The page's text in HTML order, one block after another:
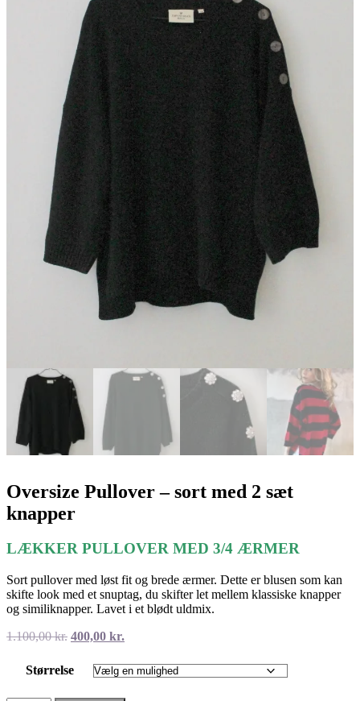
Oversize Pullover – sort med 2 sæt
knapper
LÆKKER PULLOVER MED 3/4 ÆRMER
Sort pullover med løst fit og brede ærmer. Dette er blusen som kan
skifte look med et snuptag, du skifter let mellem klassiske knapper
og similiknapper. Lavet i et blødt uldmix.
1.100,00kr. Den
var:
400,00 kr.
pris
er:
Størrelse